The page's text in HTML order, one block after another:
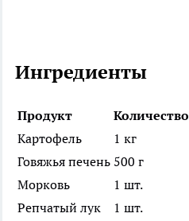
Ингредиенты
Продукт
Количество
Картофель
1 кг
Говяжья печень 500 г
Морковь
1 шт.
Репчатый лук
1 шт.